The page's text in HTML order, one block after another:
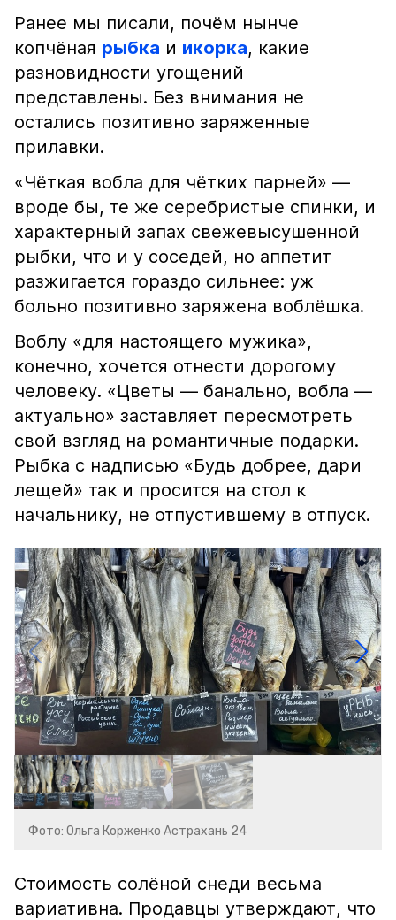
Ранее мы писали, почём нынче
копчёная рыбка и икорка, какие
разновидности угощений
представлены. Без внимания не
остались позитивно заряженные
прилавки.
«Чёткая вобла для чётких парней» —
вроде бы, те же серебристые спинки, и
характерный запах свежевысушенной
рыбки, что и у соседей, но аппетит
разжигается гораздо сильнее: уж
больно позитивно заряжена воблёшка.
Воблу «для настоящего мужика»,
конечно, хочется отнести дорогому
человеку. «Цветы — банально, вобла —
актуально» заставляет пересмотреть
свой взгляд на романтичные подарки.
Рыбка с надписью «Будь добрее, дари
лещей» так и просится на стол к
начальнику, не отпустившему в отпуск.
Фото: Ольга Корженко Астрахань 24
Стоимость солёной снеди весьма
вариативна. Продавцы утверждают, что